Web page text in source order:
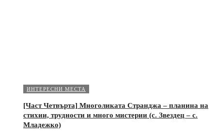
ИНТЕРЕСНИ МЕСТА
[Част Четвърта] Многоликата Странджа – планина на
стихии, трудности и много мистерии (с. Звездец – с.
Младежко)